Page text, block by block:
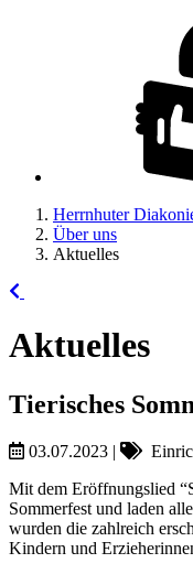
Herrnhuter
Über uns
Aktuelles
Aktuelles
Tierisches
03.07.2023 |
Mit dem Eröffnungslied
Sommerfest und laden
wurden die zahlreich
Kindern und